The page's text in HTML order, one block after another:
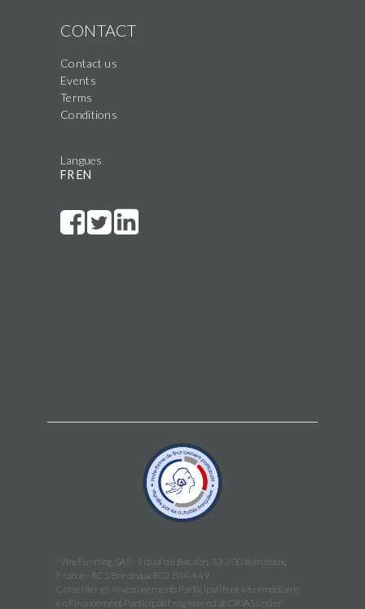
CONTACT
Contact us
Events
Terms
Conditions
Langues
FR EN
WineFunding SAS · 4 quai de Bacalan, 33 300 Bordeaux,
France · RCS Bordeaux 802 844 449
Conseiller en Investissements Participatifs et Intermédiaire
en Financement Participatif registered at ORIAS under